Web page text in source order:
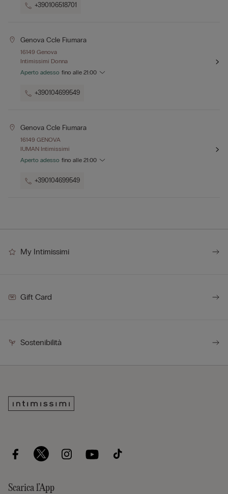
+390106518701
Genova Ccle Fiumara
16149 Genova
Intimissimi Donna
Aperto adesso fino alle 21:00
+390104699549
Genova Ccle Fiumara
16149 GENOVA
IUMAN Intimissimi
Aperto adesso fino alle 21:00
+390104699549
My Intimissimi
Gift Card
Sostenibilità
Scarica l’App